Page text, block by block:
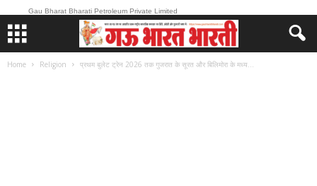
Gau Bharat Bharati Petroleum Private Limited
Home Religion प्रथम बुलेट ट्रेन 2026 तक गुजरात के सूरत और बिलिमोरा के मध्य...